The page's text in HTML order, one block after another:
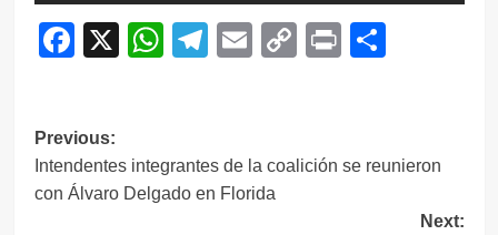
Facebook
X WhatsApp
Telegram
EmailCopy
Print
Navegación
de
entradas
Previous:
Intendentes integrantes de la coalición se reunieron
con Álvaro Delgado en Florida
Next: